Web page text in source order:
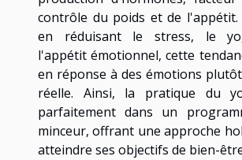
contrôle du poids et de l'appétit.
en réduisant le stress, le
l'appétit émotionnel, cette
en réponse à des émotions
réelle. Ainsi, la pratique du
parfaitement dans un
minceur, offrant une approche
atteindre ses objectifs de bien-